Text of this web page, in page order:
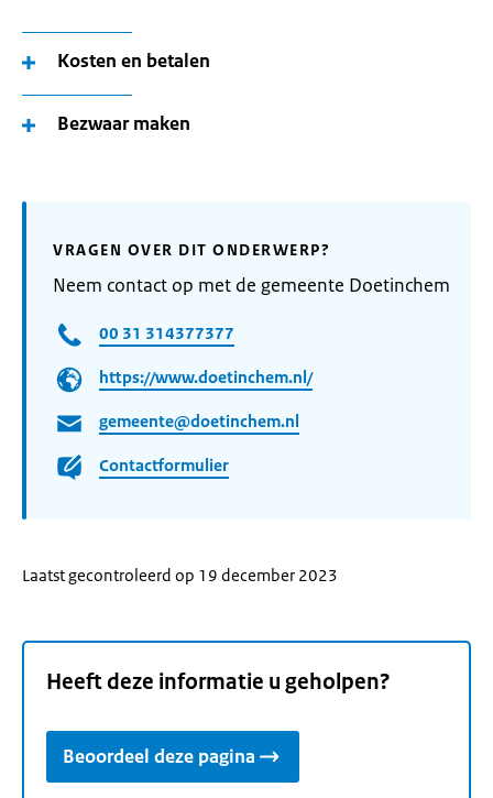
Kosten en betalen
Bezwaar maken
VRAGEN OVER DIT ONDERWERP?
Neem contact op met de gemeente Doetinchem
00 31 314377377
https://www.doetinchem.nl/
gemeente@doetinchem.nl
Contactformulier
Laatst gecontroleerd op 19 december 2023
Heeft deze informatie u geholpen?
Beoordeel deze pagina